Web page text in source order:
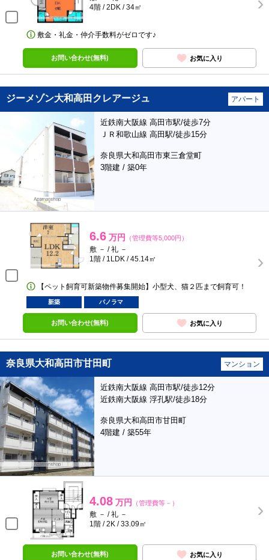
4階 / 2DK / 34㎡
敷金・礼金・仲介手数料がゼロです♪
お問い合わせ(無料) お気に入り
ジーメゾン大和高田クレアージュ アパート
近鉄南大阪線 高田市駅/徒歩7分
ＪＲ和歌山線 高田駅/徒歩15分
奈良県大和高田市東三倉堂町
3階建 / 築0年
6.6 万円 （管理費等5,000円）
敷 － / 礼 －
1階 / 1LDK / 45.14㎡
【ペット飼育可新築物件募集開始】小型犬、猫２匹まで飼育可！
新築 パノラマ
お問い合わせ(無料) お気に入り
奈良県大和高田市甘田町 マンション
近鉄南大阪線 高田市駅/徒歩12分
近鉄南大阪線 浮孔駅/徒歩18分
奈良県大和高田市甘田町
4階建 / 築55年
4.08 万円 （管理費等－）
敷 － / 礼 －
1階 / 2K / 33.09㎡
お問い合わせ(無料) お気に入り